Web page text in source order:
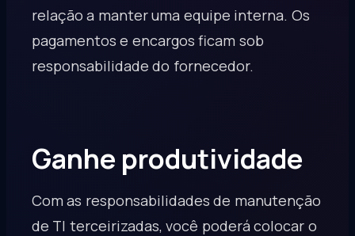
relação a manter uma equipe interna. Os
pagamentos e encargos ficam sob
responsabilidade do fornecedor.
Ganhe produtividade
Com as responsabilidades de manutenção
de TI terceirizadas, você poderá colocar o